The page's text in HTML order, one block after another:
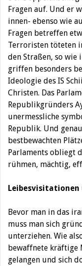
Fragen auf. Und er
innen- ebenso wie
Fragen betreffen
Terroristen töteten
den Straßen, so wie
griffen besonders
Ideologie des IS
Christen. Das
Republikgründers
unermessliche
Republik. Und
bestbewachten
Parlaments obliegt
rühmen, mächtig,
Bevor man in das
muss man sich
unterziehen. Wie
bewaffnete kräftige
gelangen und sich